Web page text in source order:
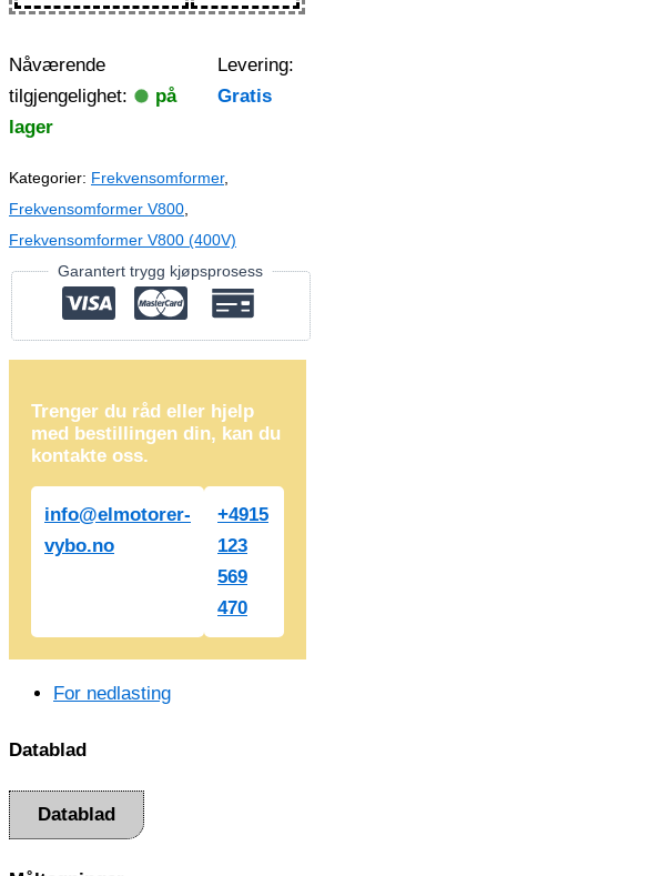
Nåværende
tilgjengelighet:
på
lager
Levering:
Gratis
Kategorier: Frekvensomformer,
Frekvensomformer V800,
Frekvensomformer V800 (400V)
Garantert trygg kjøpsprosess
Trenger du råd eller hjelp
med bestillingen din, kan du
kontakte oss.
info@elmotorer-
vybo.no
+4915
123
569
470
For nedlasting
Datablad
Datablad